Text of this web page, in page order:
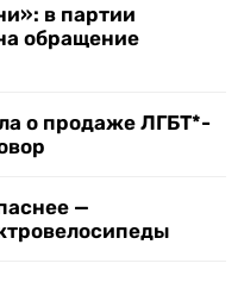
в партии
обращение
о продаже ЛГБТ*-
—